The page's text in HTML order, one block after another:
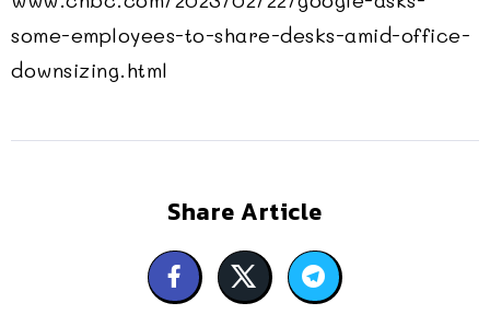
some-employees-to-share-desks-amid-office-
downsizing.html
Share Article